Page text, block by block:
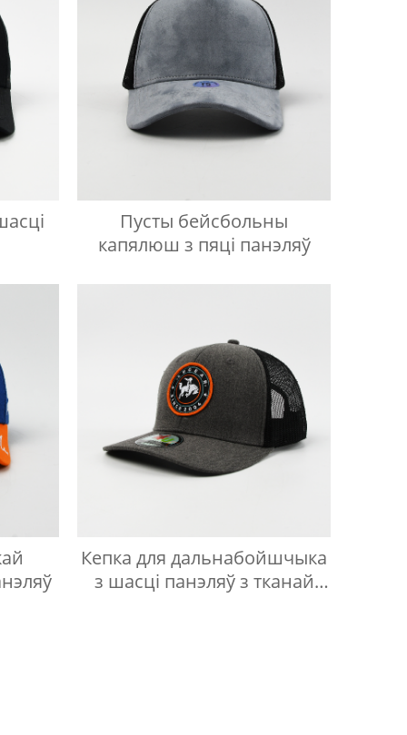
Пусты бейсбольны
капялюш з пяці панэляў
Кепка для дальнабойшчыка
з шасці панэляў з тканай